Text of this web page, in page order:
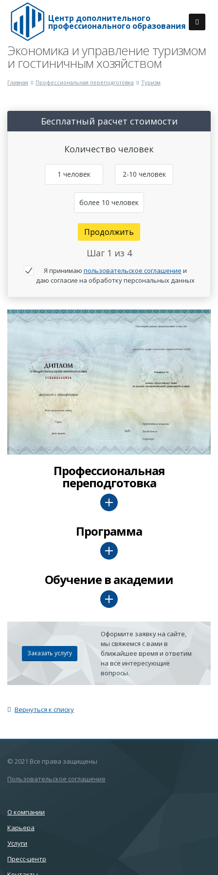
Центр дополнительного
профессионального образования
Экономика и управление туризмом
и гостиничным хозяйством
Главная Профессиональная переподготовка Туризм
Бесплатный расчет стоимости
Количество человек
1 человек 2-10 человек
более 10 человек
Продолжить
Шаг 1 из 4
Я принимаю пользовательское соглашение и
даю согласие на обработку персональных данных
Профессиональная
переподготовка
Программа
Обучение в академии
Заказать услугу
Оформите заявку на сайте,
мы свяжемся с вами в
ближайшее время и ответим
на все интересующие
вопросы.
Вернуться к списку
© 2021 Все права защищены
Пользовательское соглашение
О компании
Карьера
Услуги
Пресс-центр